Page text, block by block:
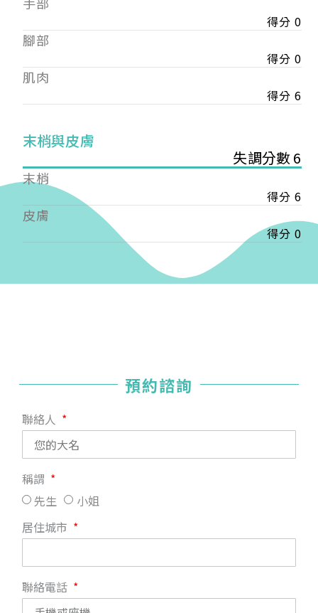
得分 0
腳部
得分 0
肌肉
得分 6
末梢與皮膚
失調分數 6
末梢
得分 6
皮膚
得分 0
預約諮詢
聯絡人
稱謂
先生
小姐
居住城市
聯絡電話
會審核通過後即通知您進行繳費，繳費資訊如下
【會費】
個人會員:
入會費新臺幣1200元，於會員入會時繳納；常年會
費1200元，於每年度繳納。
費3000元，於每年度繳納。
戶名: 社團法人台灣自律神經健康培訓暨發展協會
帳號: 003-03-501566-2
銀行: (013) 國泰世華 南京東路分行